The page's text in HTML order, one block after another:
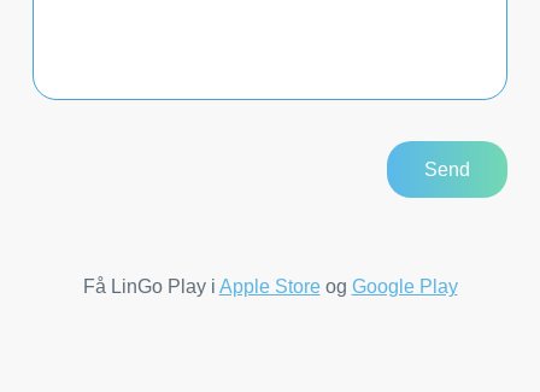
Få LinGo Play i Apple Storeog Google Play